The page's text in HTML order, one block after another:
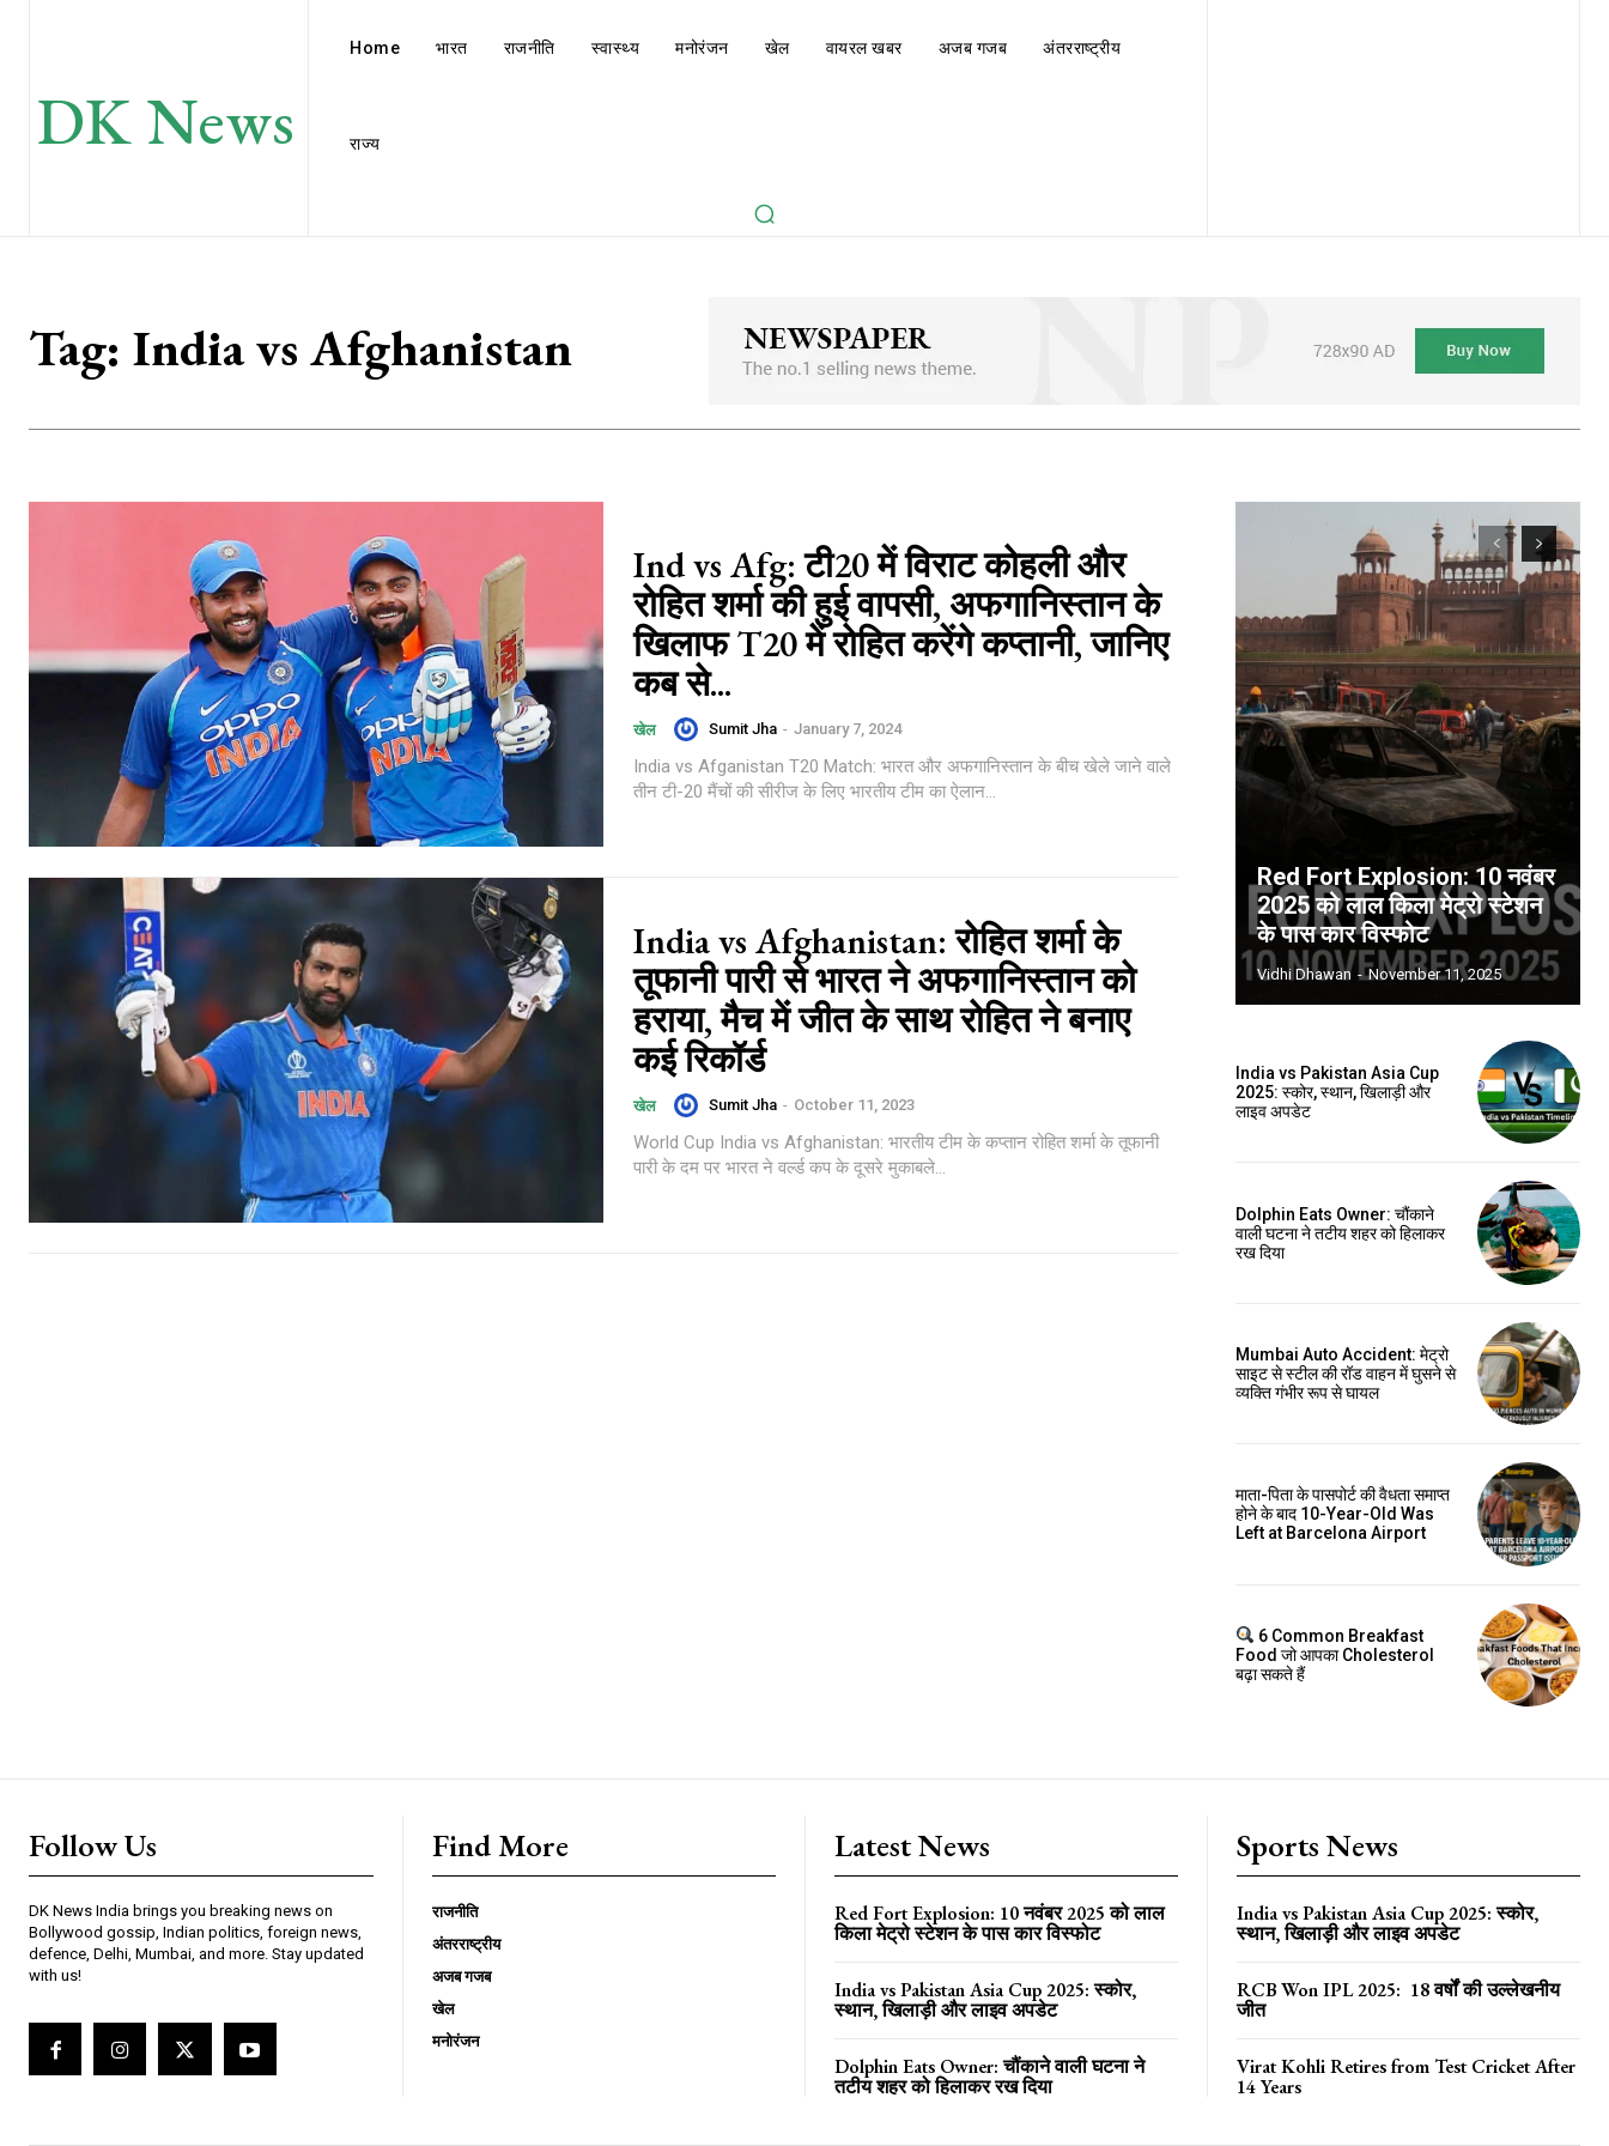
DK News
Home भारत राजनीति स्वास्थ्य मनोरंजन खेल वायरल खबर अजब गजब अंतरराष्ट्रीय
राज्य
Tag: India vs Afghanistan
Ind vs Afg: टी20 में विराट कोहली और
रोहित शर्मा की हुई वापसी, अफगानिस्तान के
खिलाफ T20 में रोहित करेंगे कप्तानी, जानिए
कब से...
खेल Sumit Jha - January 7, 2024
India vs Afganistan T20 Match: भारत और अफगानिस्तान के बीच खेले जाने वाले
तीन टी-20 मैंचों की सीरीज के लिए भारतीय टीम का ऐलान...
India vs Afghanistan: रोहित शर्मा के
तूफानी पारी से भारत ने अफगानिस्तान को
हराया, मैच में जीत के साथ रोहित ने बनाए
कई रिकॉर्ड
खेल Sumit Jha - October 11, 2023
World Cup India vs Afghanistan: भारतीय टीम के कप्तान रोहित शर्मा के तूफानी
पारी के दम पर भारत ने वर्ल्ड कप के दूसरे मुकाबले...
Red Fort Explosion: 10 नवंबर
2025 को लाल किला मेट्रो स्टेशन
के पास कार विस्फोट
Vidhi Dhawan - November 11, 2025
India vs Pakistan Asia Cup
2025: स्कोर, स्थान, खिलाड़ी और
लाइव अपडेट
Dolphin Eats Owner: चौंकाने
वाली घटना ने तटीय शहर को हिलाकर
रख दिया
Mumbai Auto Accident: मेट्रो
साइट से स्टील की रॉड वाहन में घुसने से
व्यक्ति गंभीर रूप से घायल
माता-पिता के पासपोर्ट की वैधता समाप्त
होने के बाद 10-Year-Old Was
Left at Barcelona Airport
6 Common Breakfast
Food जो आपका Cholesterol
बढ़ा सकते हैं
Follow Us
DK News India brings you breaking news on
Bollywood gossip, Indian politics, foreign news,
defence, Delhi, Mumbai, and more. Stay updated
with us!
Find More
राजनीति
अंतरराष्ट्रीय
अजब गजब
खेल
मनोरंजन
Latest News
Red Fort Explosion: 10 नवंबर 2025 को लाल
किला मेट्रो स्टेशन के पास कार विस्फोट
India vs Pakistan Asia Cup 2025: स्कोर,
स्थान, खिलाड़ी और लाइव अपडेट
Dolphin Eats Owner: चौंकाने वाली घटना ने
तटीय शहर को हिलाकर रख दिया
Sports News
India vs Pakistan Asia Cup 2025: स्कोर,
स्थान, खिलाड़ी और लाइव अपडेट
RCB Won IPL 2025: 18 वर्षों की उल्लेखनीय
जीत
Virat Kohli Retires from Test Cricket After
14 Years